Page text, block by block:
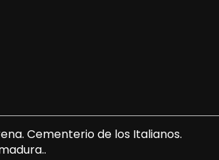
Cementerio de los Italianos.